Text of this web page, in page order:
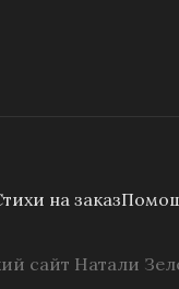
на заказ
сайт Натали